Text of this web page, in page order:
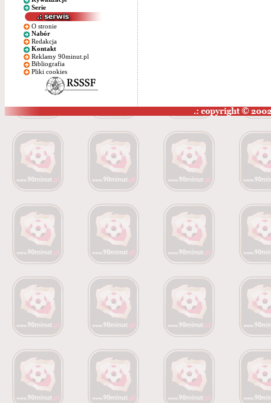
Serie
O stronie
Nabór
Redakcja
Kontakt
Reklamy 90minut.pl
Bibliografia
Pliki cookies